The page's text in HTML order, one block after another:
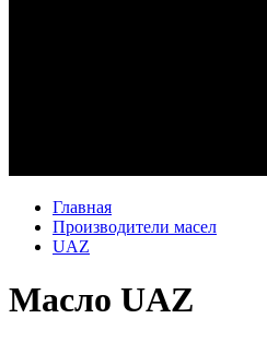
Главная
Производители масел
UAZ
Масло UAZ